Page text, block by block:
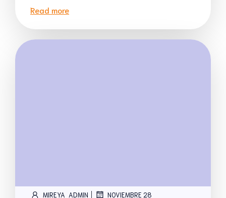
Read more
MIREYA_ADMIN | NOVIEMBRE 28